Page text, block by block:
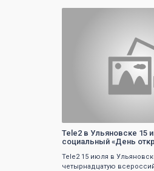
Tele2 в Ульяновске 15
социальный «День
Tele2 15 июля в
четырнадцатую